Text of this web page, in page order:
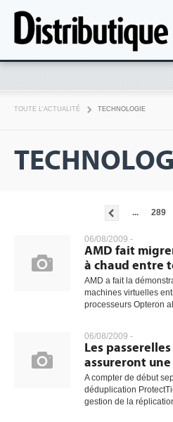
TOUTE L'ACTUALITÉ TECHNOLOGIE
... 289
06/08/2009 -
AMD fait
à chaud entre
AMD a fait la
machines virtuelles
processeurs Opteron
06/08/2009 -
Les
assureront
A compter de début
déduplication
gestion de la